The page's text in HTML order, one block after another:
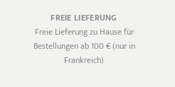
FREIE LIEFERUNG
Freie Lieferung zu Hause für
Bestellungen ab 100 € (nur in
Frankreich)